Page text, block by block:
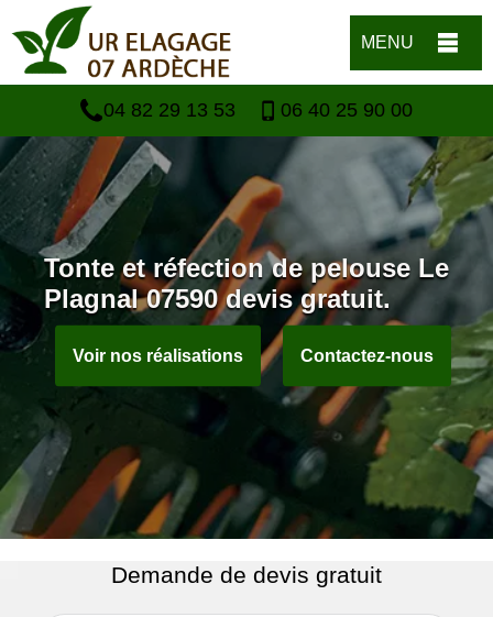
MENU
04 82 29 13 53 06 40 25 90 00
Tonte et réfection de pelouse Le
Plagnal 07590 devis gratuit.
Voir nos réalisations Contactez-nous
Demande de devis gratuit